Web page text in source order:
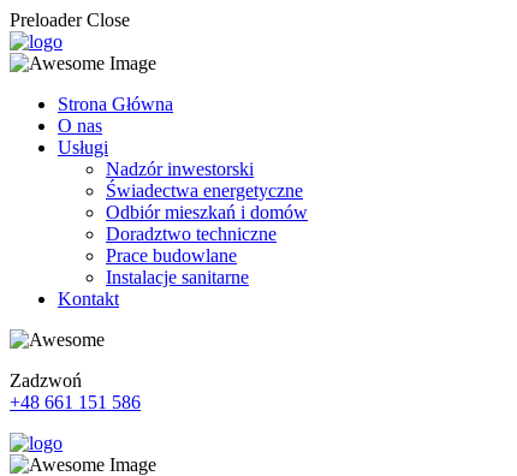
Preloader Close
Strona Główna
O nas
Usługi
Nadzór inwestorski
Świadectwa energetyczne
Odbiór mieszkań i domów
Doradztwo techniczne
Prace budowlane
Instalacje sanitarne
Kontakt
Zadzwoń
+48 661 151 586